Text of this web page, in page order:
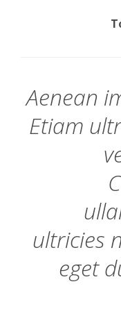
Aenean
Etiam
ultricies
eget